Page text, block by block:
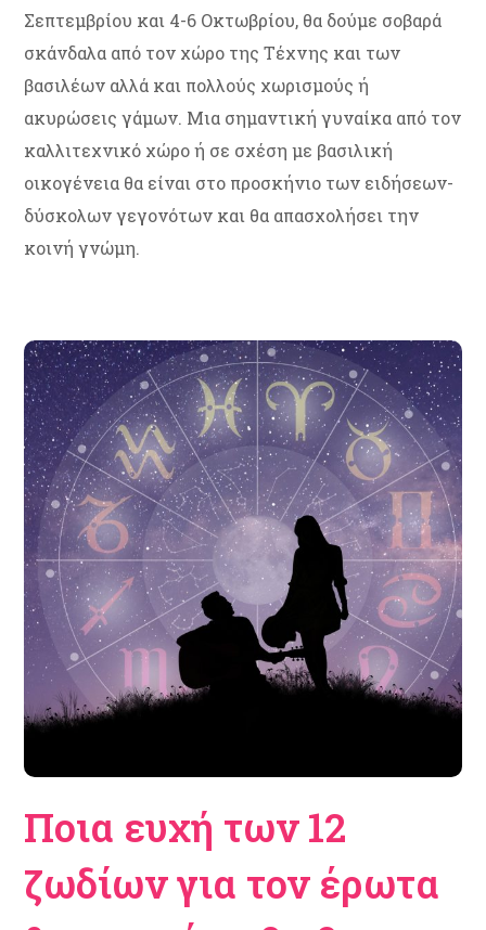
Σεπτεμβρίου και 4-6 Οκτωβρίου, θα δούμε σοβαρά
σκάνδαλα από τον χώρο της Τέχνης και των
βασιλέων αλλά και πολλούς χωρισμούς ή
ακυρώσεις γάμων. Μια σημαντική γυναίκα από τον
καλλιτεχνικό χώρο ή σε σχέση με βασιλική
οικογένεια θα είναι στο προσκήνιο των ειδήσεων-
δύσκολων γεγονότων και θα απασχολήσει την
κοινή γνώμη.
Ποια ευχή των 12
ζωδίων για τον έρωτα